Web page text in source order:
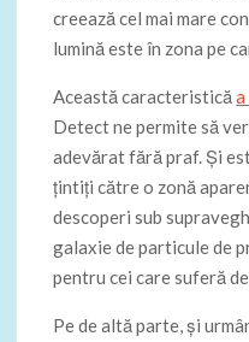
creează cel mai mare
lumină este în zona pe
Această caracteristică
Detect ne permite să
adevărat fără praf. Și
țintiți către o zonă
descoperi sub
galaxie de particule de
pentru cei care suferă
Pe de altă parte, și